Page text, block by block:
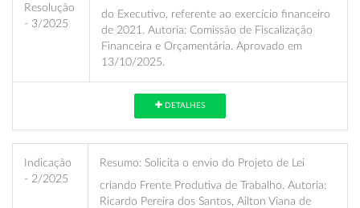
Resolução
- 3/2025
do Executivo, referente ao exercício financeiro
de 2021. Autoria: Comissão de Fiscalização
Financeira e Orçamentária. Aprovado em
13/10/2025.
DETALHES
Indicação
- 2/2025
Resumo: Solicita o envio do Projeto de Lei
criando Frente Produtiva de Trabalho. Autoria:
Ricardo Pereira dos Santos, Ailton Viana de